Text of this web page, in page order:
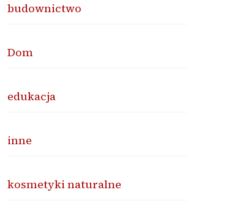
budownictwo
Dom
edukacja
inne
kosmetyki naturalne